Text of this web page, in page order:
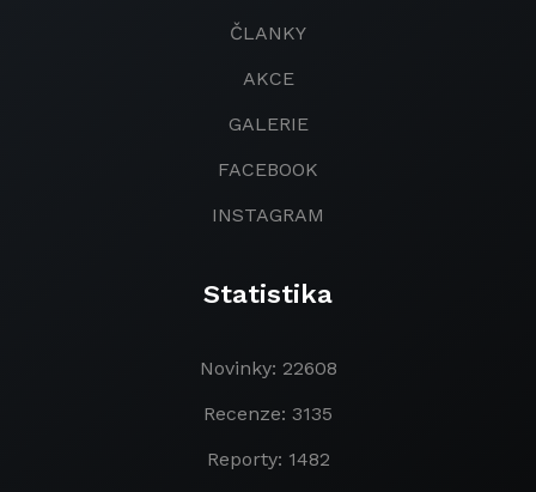
ČLANKY
AKCE
GALERIE
FACEBOOK
INSTAGRAM
Statistika
Novinky: 22608
Recenze: 3135
Reporty: 1482